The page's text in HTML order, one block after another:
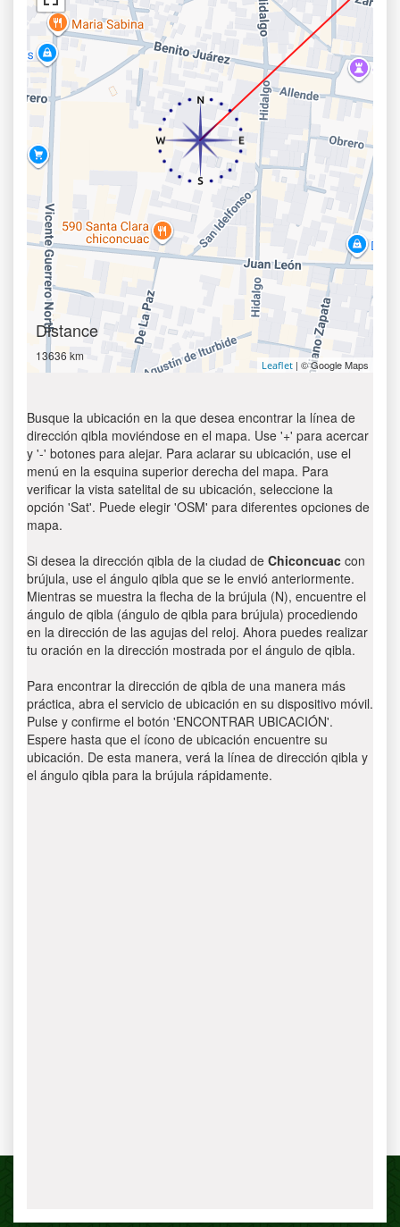
Distance
13636 km
Leaflet | © Google Maps
Busque la ubicación en la que desea encontrar la línea de
dirección qibla moviéndose en el mapa. Use '+' para acercar
y '-' botones para alejar. Para aclarar su ubicación, use el
menú en la esquina superior derecha del mapa. Para
verificar la vista satelital de su ubicación, seleccione la
opción 'Sat'. Puede elegir 'OSM' para diferentes opciones de
mapa.
Si desea la dirección qibla de la ciudad de Chiconcuac con
brújula, use el ángulo qibla que se le envió anteriormente.
Mientras se muestra la flecha de la brújula (N), encuentre el
ángulo de qibla (ángulo de qibla para brújula) procediendo
en la dirección de las agujas del reloj. Ahora puedes realizar
tu oración en la dirección mostrada por el ángulo de qibla.
Para encontrar la dirección de qibla de una manera más
práctica, abra el servicio de ubicación en su dispositivo móvil.
Pulse y confirme el botón 'ENCONTRAR UBICACIÓN'.
Espere hasta que el ícono de ubicación encuentre su
ubicación. De esta manera, verá la línea de dirección qibla y
el ángulo qibla para la brújula rápidamente.